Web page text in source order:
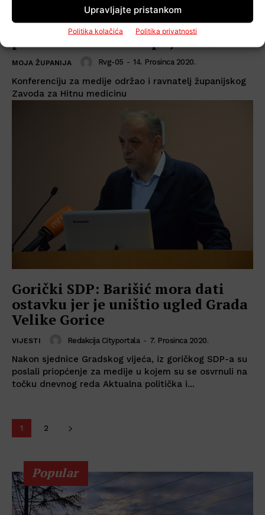
Upravljajte pristankom
Politika kolačića Politika privatnosti
Velika Gorica: Županijski SDP
protiv kredita za kupnju kuće
MOJA ŽUPANIJA Rvg-05 - 14. Prosinca 2020.
Konferenciju za medije održao i ravnatelj županijskog
Zavoda za Hitnu medicinu
Gorički SDP: Barišić mora dati
ostavku jer je uništio ugled Grada
Velike Gorice
VIJESTI Redakcija Cityportala - 7. Prosinca 2020.
Nakon sjednice Gradskog vijeća, iz goričkog SDP-a su
poslali priopćenje za medije u kojem su se osvrnuli na
točku dnevnog reda Aktualna politička i...
1 2
Popular